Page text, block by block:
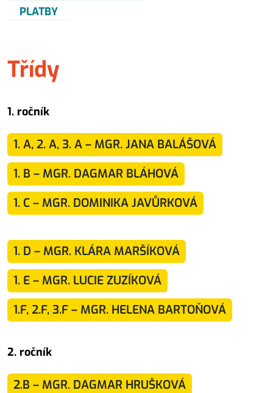
PLATBY
Třídy
1. ročník
1. A, 2. A, 3. A – MGR. JANA BALÁŠOVÁ
1. B – MGR. DAGMAR BLÁHOVÁ
1. C – MGR. DOMINIKA JAVŮRKOVÁ
1. D – MGR. KLÁRA MARŠÍKOVÁ
1. E – MGR. LUCIE ZUZÍKOVÁ
1.F, 2.F, 3.F – MGR. HELENA BARTOŇOVÁ
2. ročník
2.B – MGR. DAGMAR HRUŠKOVÁ